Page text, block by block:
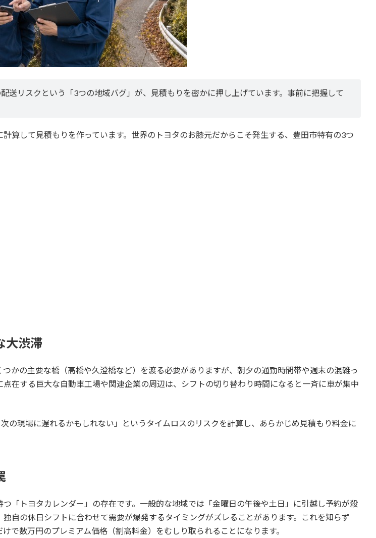
送リスクという「3つの地域バグ」が、見積もりを密かに押し上げています。事前に把握して
算して見積もりを作っています。世界のトヨタのお膝元だからこそ発生する、豊田市特有の3つ
大渋滞
かの主要な橋（高橋や久澄橋など）を渡る必要がありますが、朝夕の通勤時間帯や週末の混雑っ
在する巨大な自動車工場や関連企業の周辺は、シフトの切り替わり時間になると一斉に車が集中
の現場に遅れるかもしれない」というタイムロスのリスクを計算し、あらかじめ見積もり料金に
「トヨタカレンダー」の存在です。一般的な地域では「金曜日の午後や土日」に引越し予約が殺
自の休日シフトに合わせて需要が爆発するタイミングがズレることがあります。これを知らず
で数万円のプレミアム価格（割高料金）をむしり取られることになります。